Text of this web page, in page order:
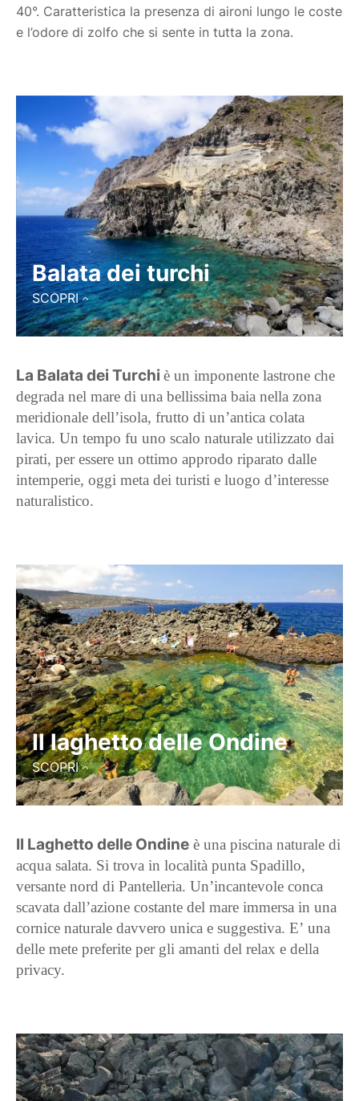
40°. Caratteristica la presenza di aironi lungo le coste
e l’odore di zolfo che si sente in tutta la zona.
Balata dei turchi
SCOPRI
La Balata dei Turchi è un imponente lastrone che
degrada nel mare di una bellissima baia nella zona
meridionale dell’isola, frutto di un’antica colata
lavica. Un tempo fu uno scalo naturale utilizzato dai
pirati, per essere un ottimo approdo riparato dalle
intemperie, oggi meta dei turisti e luogo d’interesse
naturalistico.
Il laghetto delle Ondine
SCOPRI
Il Laghetto delle Ondine è una piscina naturale di
acqua salata. Si trova in località punta Spadillo,
versante nord di Pantelleria. Un’incantevole conca
scavata dall’azione costante del mare immersa in una
cornice naturale davvero unica e suggestiva. E’ una
delle mete preferite per gli amanti del relax e della
privacy.